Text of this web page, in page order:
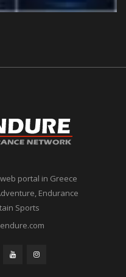
portal in Greece
Endurance
Sports